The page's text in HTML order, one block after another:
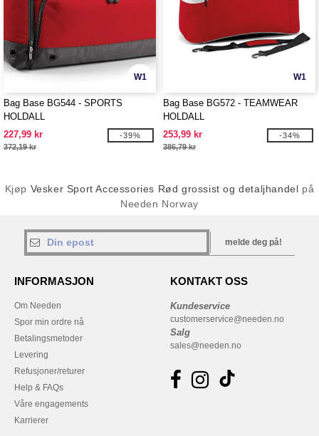
W1
Bag Base BG544 - SPORTS
HOLDALL
227,99 kr
372,19 kr
-39%
W1
Bag Base BG572 - TEAMWEAR
HOLDALL
253,99 kr
386,79 kr
-34%
Kjøp Vesker Sport Accessories Rød grossist og detaljhandel på
Needen Norway
melde deg på!
INFORMASJON
Om Needen
Spor min ordre nå
Betalingsmetoder
Levering
Refusjoner/returer
Help & FAQs
Våre engagements
Karrierer
KONTAKT OSS
Kundeservice
customerservice@needen.no
Salg
sales@needen.no